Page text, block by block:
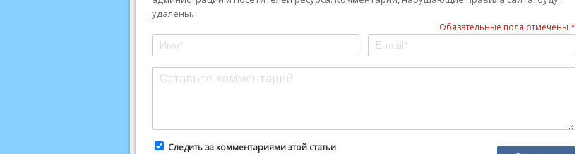
удалены.
Обязательные поля отмечены *
Следить за комментариями этой статьи